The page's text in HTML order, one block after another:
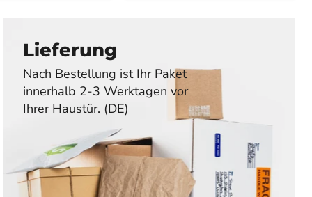
Lieferung
Nach Bestellung ist Ihr Paket
innerhalb 2-3 Werktagen vor
Ihrer Haustür. (DE)